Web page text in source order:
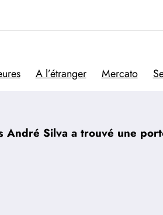
A l’étranger Mercato
André Silva a trouvé une